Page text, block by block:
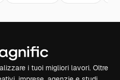
i tuoi migliori lavori. Oltre